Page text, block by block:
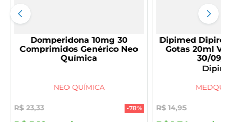
Domperidona 10mg 30
Comprimidos Genérico Neo
Química
NEO QUÍMICA
R$ 23,33 -78%
Dipimed
Gotas 20ml
30/09/
R$ 14,95